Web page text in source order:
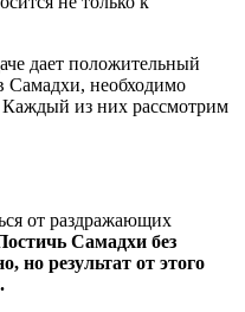
дает положительный
Самадхи, необходимо
из них рассмотрим
от раздражающих
Самадхи без
но результат от этого